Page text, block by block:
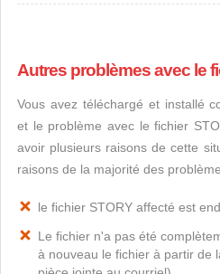
Autres problèmes avec le
Vous avez téléchargé et installé
et le problème avec le fichier
avoir plusieurs raisons de cette
raisons de la majorité des
le fichier STORY affecté est
Le fichier n'a pas été
à nouveau le fichier à partir de